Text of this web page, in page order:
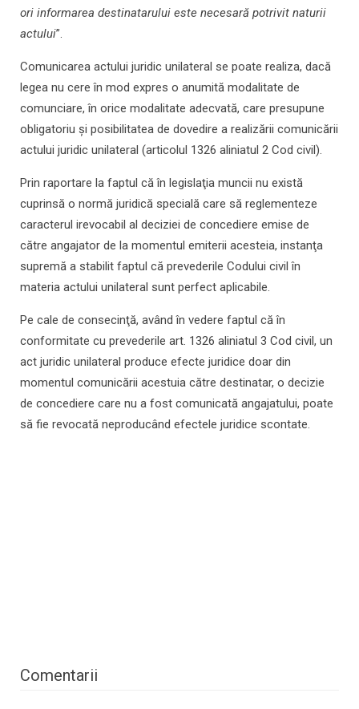
ori informarea destinatarului este necesară potrivit naturii
actului”.
Comunicarea actului juridic unilateral se poate realiza, dacă
legea nu cere în mod expres o anumită modalitate de
comunciare, în orice modalitate adecvată, care presupune
obligatoriu şi posibilitatea de dovedire a realizării comunicării
actului juridic unilateral (articolul 1326 aliniatul 2 Cod civil).
Prin raportare la faptul că în legislaţia muncii nu există
cuprinsă o normă juridică specială care să reglementeze
caracterul irevocabil al deciziei de concediere emise de
către angajator de la momentul emiterii acesteia, instanţa
supremă a stabilit faptul că prevederile Codului civil în
materia actului unilateral sunt perfect aplicabile.
Pe cale de consecinţă, având în vedere faptul că în
conformitate cu prevederile art. 1326 aliniatul 3 Cod civil, un
act juridic unilateral produce efecte juridice doar din
momentul comunicării acestuia către destinatar, o decizie
de concediere care nu a fost comunicată angajatului, poate
să fie revocată neproducând efectele juridice scontate.
Comentarii